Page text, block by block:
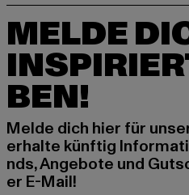
MELDE
BEN!
Melde dich hier für
erhalte künftig
nds, Angebote und
er E-Mail!